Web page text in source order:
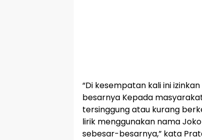
“Di kesempatan kali ini
besarnya Kepada
tersinggung atau kurang
lirik menggunakan nama
sebesar-besarnya,” kata